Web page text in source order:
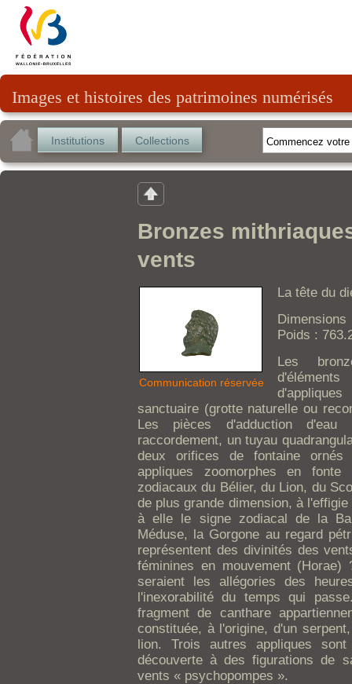
Images et histoires des patrimoines numérisés
Institutions Collections
Bronzes
vents
Communication réservée
La tête du
Poids :
Les
sanctuaire (grotte naturelle ou
Les pièces d'adduction d'eau
raccordement, un tuyau
deux orifices de fontaine
appliques zoomorphes en
zodiacaux du Bélier, du Lion, du
de plus grande dimension, à
à elle le signe zodiacal de la
Méduse, la Gorgone au regard
représentent des divinités des
féminines en mouvement
seraient les allégories des
l'inexorabilité du temps qui
fragment de canthare
constituée, à l'origine, d'un
lion. Trois autres appliques
découverte à des figurations de
vents « psychopompes ».